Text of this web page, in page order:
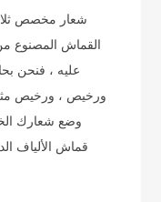
القماش المصنوع
عليه ، فنحن
وضع شعارك
قماش الألياف